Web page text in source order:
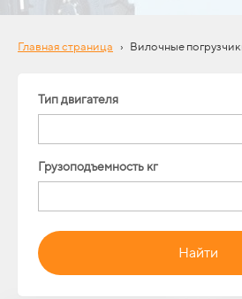
Главная страница › Вилочные
Тип двигателя
Грузоподъемность кг
Найти